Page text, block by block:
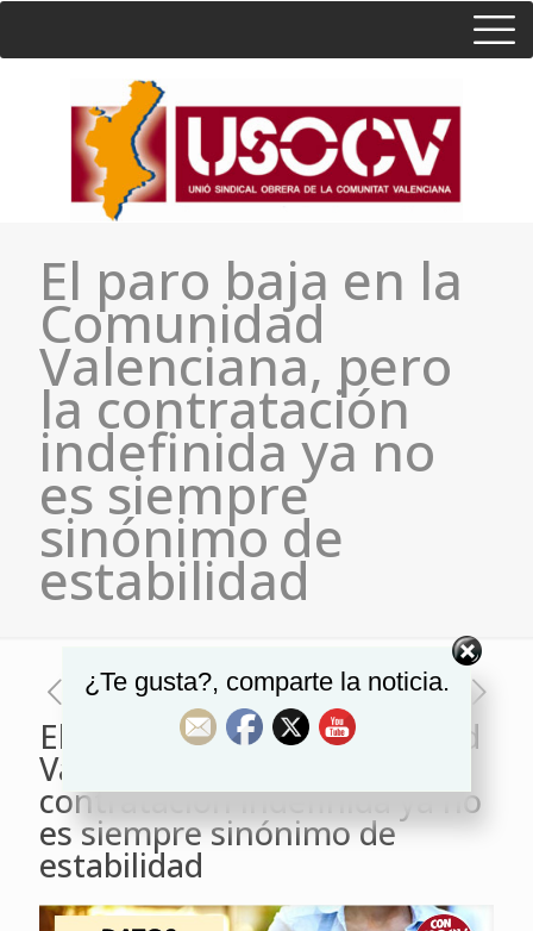
El paro baja en la
Comunidad
Valenciana, pero
la contratación
indefinida ya no
es siempre
sinónimo de
estabilidad
El paro baja en la Comunidad
Valenciana, pero la
contratación indefinida ya no
es siempre sinónimo de
estabilidad
¿Te gusta?, comparte la noticia.